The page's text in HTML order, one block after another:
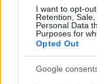
I want to opt-
Retention,
Personal Data
Purposes for
Opted Out
Google
kiállításhoz
kiállítás
GALÉRIA 1094
megtekinthető:
2004. január 27. kedd,